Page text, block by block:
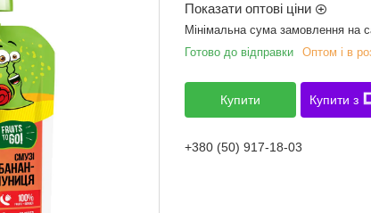
Показати оптові ціни
Мінімальна сума замовлення на
Готово до відправки
Оптом і в
Купити Купити з
+380 (50) 917-18-03